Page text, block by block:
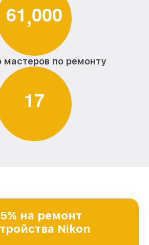
61,000
мастеров по ремонту
17
на ремонт
Nikon